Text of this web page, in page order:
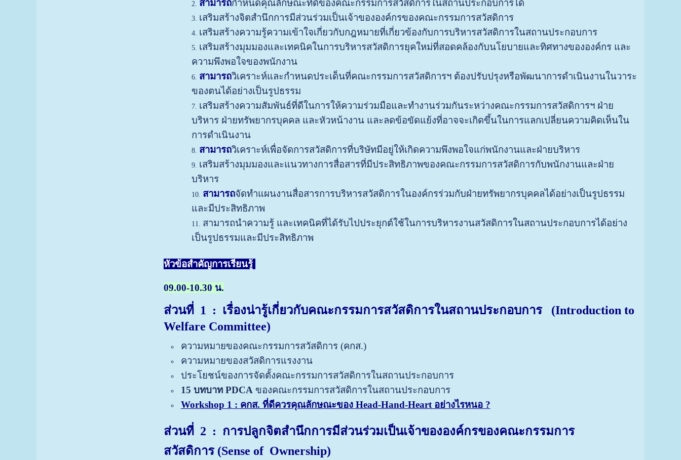
สามารถกำหนดคุณลักษณะที่ดีของคณะกรรมการสวัสดิการในสถานประกอบการได้
เสริมสร้างจิตสำนึกการมีส่วนร่วมเป็นเจ้าขององค์กรของคณะกรรมการสวัสดิการ
เสริมสร้างความรู้ความเข้าใจเกี่ยวกับกฎหมายที่เกี่ยวข้องกับการบริหารสวัสดิการในสถานประกอบการ
เสริมสร้างมุมมองและเทคนิคในการบริหารสวัสดิการยุคใหม่ที่สอดคล้องกับนโยบายและทิศทางขององค์กร และ
ความพึงพอใจของพนักงาน
สามารถวิเคราะห์และกำหนดประเด็นที่คณะกรรมการสวัสดิการฯ ต้องปรับปรุงหรือพัฒนาการดำเนินงานในวาระ
ของตนได้อย่างเป็นรูปธรรม
เสริมสร้างความสัมพันธ์ที่ดีในการให้ความร่วมมือและทำงานร่วมกันระหว่างคณะกรรมการสวัสดิการฯ ฝ่าย
บริหาร ฝ่ายทรัพยากรบุคคล และหัวหน้างาน และลดข้อขัดแย้งที่อาจจะเกิดขึ้นในการแลกเปลี่ยนความคิดเห็นใน
การดำเนินงาน
สามารถวิเคราะห์เพื่อจัดการสวัสดิการที่บริษัทมีอยู่ให้เกิดความพึงพอใจแก่พนักงานและฝ่ายบริหาร
เสริมสร้างมุมมองและแนวทางการสื่อสารที่มีประสิทธิภาพของคณะกรรมการสวัสดิการกับพนักงานและฝ่าย
บริหาร
สามารถจัดทำแผนงานสื่อสารการบริหารสวัสดิการในองค์กรร่วมกับฝ่ายทรัพยากรบุคคลได้อย่างเป็นรูปธรรม
และมีประสิทธิภาพ
สามารถนำความรู้ และเทคนิคที่ได้รับไปประยุกต์ใช้ในการบริหารงานสวัสดิการในสถานประกอบการได้อย่าง
เป็นรูปธรรมและมีประสิทธิภาพ
หัวข้อสำคัญการเรียนรู้
09.00-10.30 น.
ส่วนที่ 1 : เรื่องน่ารู้เกี่ยวกับคณะกรรมการสวัสดิการในสถานประกอบการ (Introduction to
Welfare Committee)
ความหมายของคณะกรรมการสวัสดิการ (คกส.)
ความหมายของสวัสดิการแรงงาน
ประโยชน์ของการจัดตั้งคณะกรรมการสวัสดิการในสถานประกอบการ
15 บทบาท PDCAของคณะกรรมการสวัสดิการในสถานประกอบการ
Workshop 1 : คกส. ที่ดีควรคุณลักษณะของ Head-Hand-Heart อย่างไรหนอ ?
ส่วนที่ 2 : การปลูกจิตสำนึกการมีส่วนร่วมเป็นเจ้าขององค์กรของคณะกรรมการ
สวัสดิการ (Sense of Ownership)